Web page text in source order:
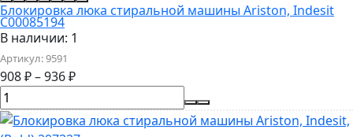
Блокировка люка стиральной машины Ariston, Indesit
C00085194
В наличии: 1
Артикул:9591
908₽–936₽